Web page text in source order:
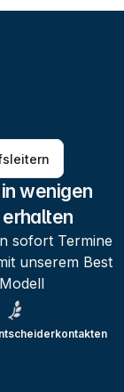
wenigen
sofort Termine
unserem Best